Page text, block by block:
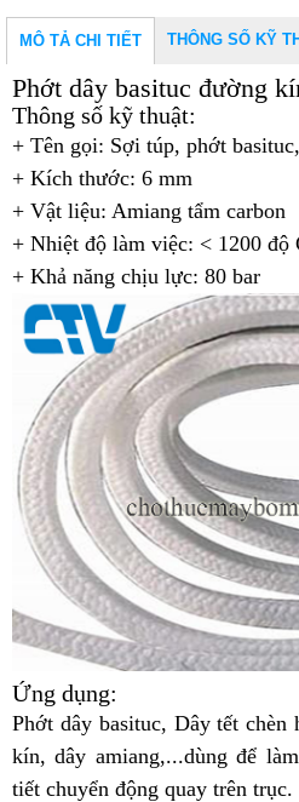
MÔ TẢ CHI TIẾT THÔNG SỐ KỸ
Phớt dây basituc đường
Thông số kỹ thuật:
+ Tên gọi: Sợi túp, phớt
+ Kích thước: 6 mm
+ Vật liệu: Amiang tẩm carbon
+ Nhiệt độ làm việc: < 1200 độ
+ Khả năng chịu lực: 80 bar
Ứng dụng:
Phớt dây basituc, Dây tết
kín, dây amiang,...dùng để
tiết chuyển động quay trên trục.